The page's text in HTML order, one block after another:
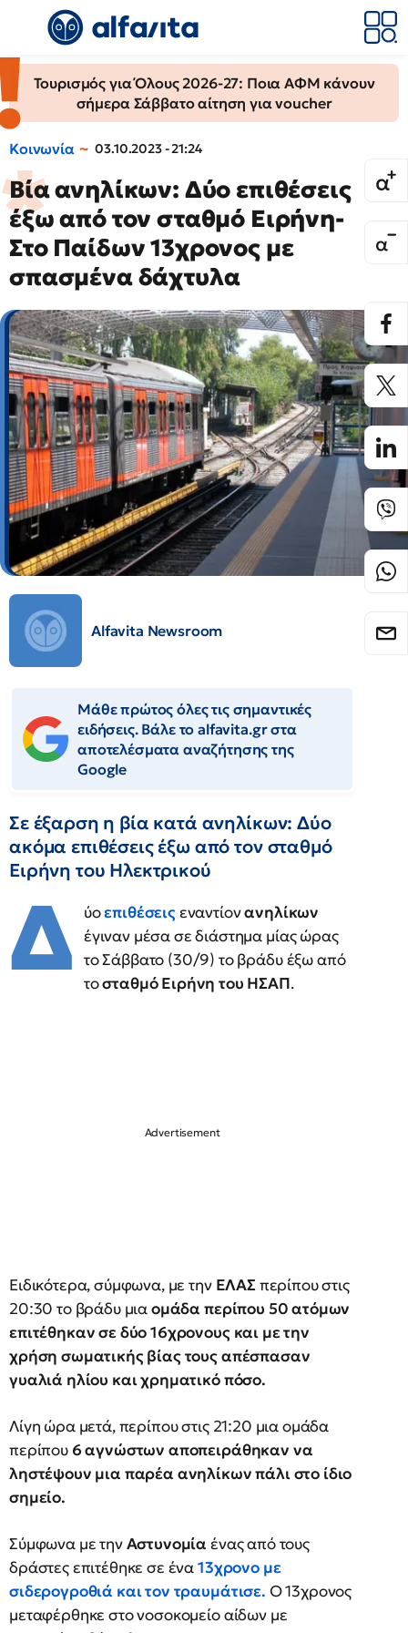
Τουρισμός για Όλους 2026-27: Ποια ΑΦΜ κάνουν
σήμερα Σάββατο αίτηση για voucher
Κοινωνία 03.10.2023 - 21:24
Βία ανηλίκων: Δύο επιθέσεις
έξω από τον σταθμό Ειρήνη-
Στο Παίδων 13χρονος με
σπασμένα δάχτυλα
Alfavita Newsroom
Μάθε πρώτος όλες τις σημαντικές
ειδήσεις. Βάλε το alfavita.gr στα
αποτελέσματα αναζήτησης της
Google
Σε έξαρση η βία κατά ανηλίκων: Δύο
ακόμα επιθέσεις έξω από τον σταθμό
Ειρήνη του Ηλεκτρικού
Δ ύοεπιθέσειςεναντίονανηλίκων
έγιναν μέσα σε διάστημα μίας ώρας
το Σάββατο (30/9) το βράδυ έξω από
τοσταθμό Ειρήνη του ΗΣΑΠ.
Ειδικότερα, σύμφωνα, με την ΕΛΑΣ περίπου στις
20:30 το βράδυ μιαομάδα περίπου 50 ατόμων
επιτέθηκαν σε δύο 16χρονους και με την
χρήση σωματικής βίας τους απέσπασαν
γυαλιά ηλίου και χρηματικό πόσο.
Λίγη ώρα μετά, περίπου στις 21:20 μια ομάδα
περίπου6 αγνώστων αποπειράθηκαν να
ληστέψουν μια παρέα ανηλίκων πάλι στο ίδιο
σημείο.
Σύμφωνα με τηνΑστυνομίαένας από τους
δράστες επιτέθηκε σε ένα13χρονο με
σιδερογροθιά και τον τραυμάτισε. Ο 13χρονος
μεταφέρθηκε στο νοσοκομείο αίδων με